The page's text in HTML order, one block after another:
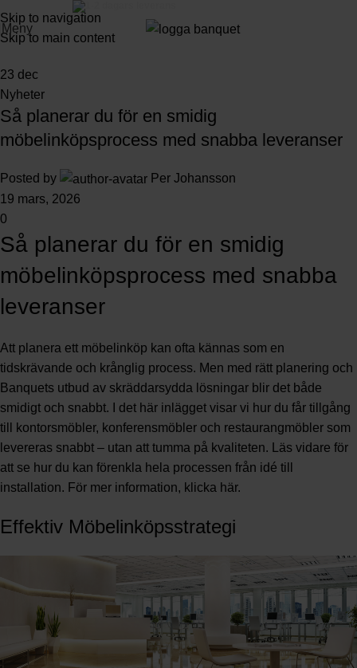
Skip to navigation
Skip to main content
Meny
23 dec
Nyheter
Så planerar du för en smidig
möbelinköpsprocess med snabba leveranser
Posted by
Per Johansson
19 mars, 2026
0
Så planerar du för en smidig
möbelinköpsprocess med snabba
leveranser
Att planera ett möbelinköp kan ofta kännas som en
tidskrävande och krånglig process. Men med rätt planering och
Banquets utbud av skräddarsydda lösningar blir det både
smidigt och snabbt. I det här inlägget visar vi hur du får tillgång
till kontorsmöbler, konferensmöbler och restaurangmöbler som
levereras snabbt – utan att tumma på kvaliteten. Läs vidare för
att se hur du kan förenkla hela processen från idé till
installation. För mer information, klicka här.
Effektiv Möbelinköpsstrategi